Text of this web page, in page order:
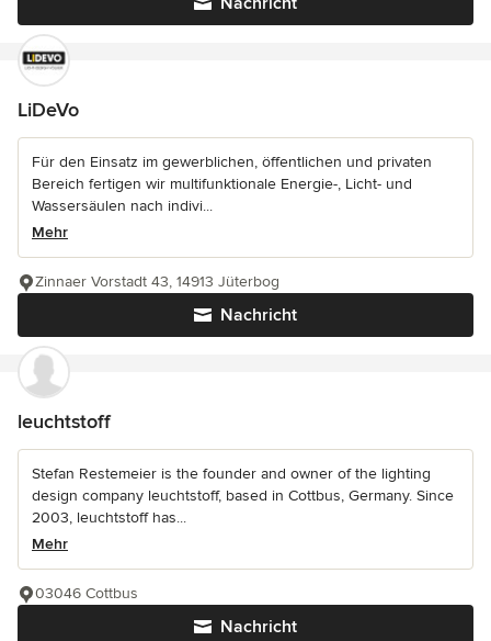
LiDeVo
Für den Einsatz im gewerblichen, öffentlichen und privaten
Bereich fertigen wir multifunktionale Energie-, Licht- und
Wassersäulen nach indivi...
Mehr
Nachricht
Zinnaer Vorstadt 43, 14913 Jüterbog
leuchtstoff
Stefan Restemeier is the founder and owner of the lighting
design company leuchtstoff, based in Cottbus, Germany. Since
2003, leuchtstoff has...
Mehr
Nachricht
03046 Cottbus